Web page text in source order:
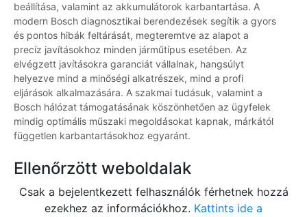
beállítása, valamint az akkumulátorok karbantartása. A
modern Bosch diagnosztikai berendezések segítik a gyors
és pontos hibák feltárását, megteremtve az alapot a
precíz javításokhoz minden járműtípus esetében. Az
elvégzett javításokra garanciát vállalnak, hangsúlyt
helyezve mind a minőségi alkatrészek, mind a profi
eljárások alkalmazására. A szakmai tudásuk, valamint a
Bosch hálózat támogatásának köszönhetően az ügyfelek
mindig optimális műszaki megoldásokat kapnak, márkától
független karbantartásokhoz egyaránt.
Ellenőrzött weboldalak
Csak a bejelentkezett felhasználók férhetnek hozzá
ezekhez az információkhoz. Kattints ide a